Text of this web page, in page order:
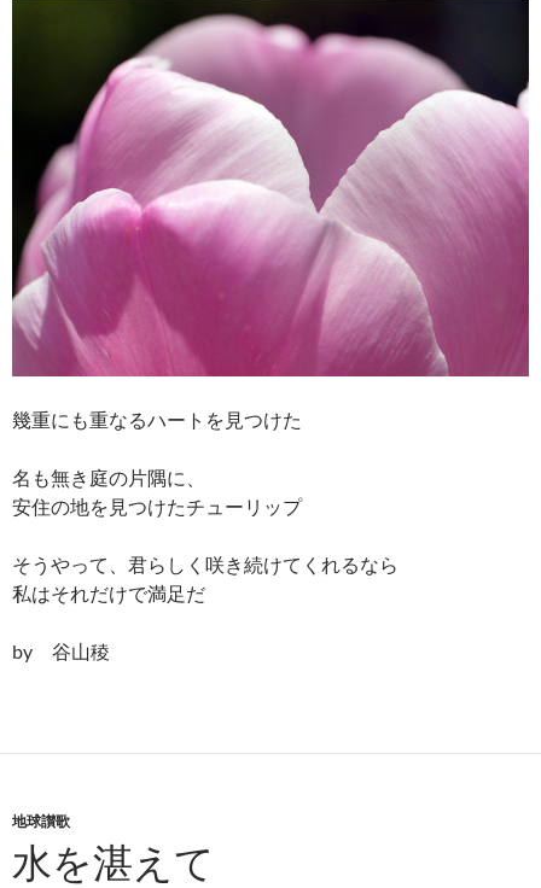
幾重にも重なるハートを見つけた
名も無き庭の片隅に、
安住の地を見つけたチューリップ
そうやって、君らしく咲き続けてくれるなら
私はそれだけで満足だ
by 谷山稜
地球讃歌
水を湛えて